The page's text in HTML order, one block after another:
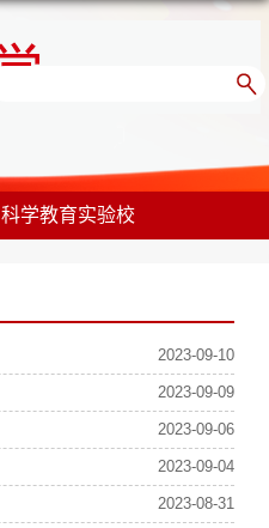
科学教育实验校
2023-09-10
2023-09-09
2023-09-06
2023-09-04
2023-08-31